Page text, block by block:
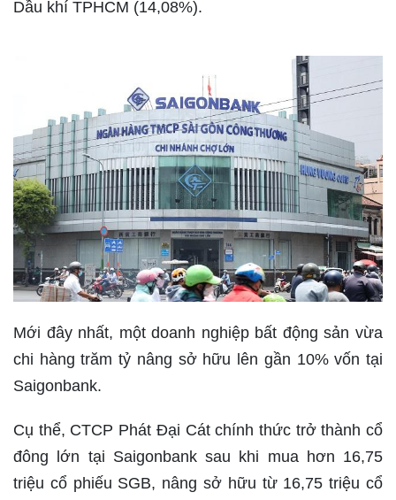
Dầu khí TPHCM (14,08%).
Mới đây nhất, một doanh nghiệp bất động sản vừa
chi hàng trăm tỷ nâng sở hữu lên gần 10% vốn tại
Saigonbank.
Cụ thể, CTCP Phát Đại Cát chính thức trở thành cổ
đông lớn tại Saigonbank sau khi mua hơn 16,75
triệu cổ phiếu SGB, nâng sở hữu từ 16,75 triệu cổ